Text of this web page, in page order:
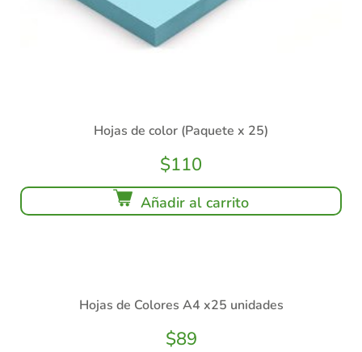
Hojas de color (Paquete x 25)
$110
Añadir al carrito
Hojas de Colores A4 x25 unidades
$89